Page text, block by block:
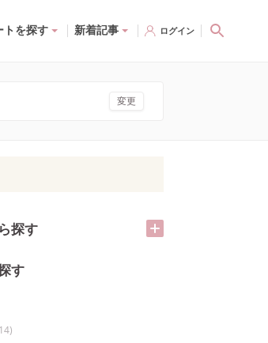
トを探す 新着記事 ログイン
変更
探す
す
14)